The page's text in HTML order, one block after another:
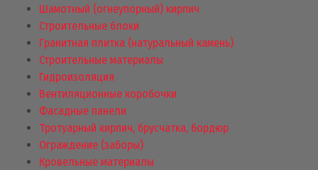
Шамотный (огнеупорный) кирпич
Строительные блоки
Гранитная плитка (натуральный камень)
Строительные материалы
Гидроизоляция
Вентиляционные коробочки
Фасадные панели
Тротуарный кирпич, брусчатка, бордюр
Ограждение (заборы)
Кровельные материалы